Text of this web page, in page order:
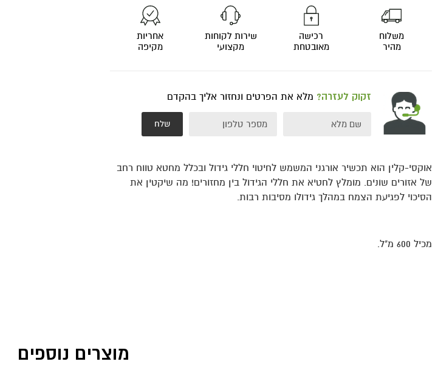
משלוח
מהיר
רכישה
מאובטחת
שירות לקוחות
מקצועי
אחריות
מקיפה
זקוק לעזרה? מלא את הפרטים ונחזור אליך בהקדם
שלח
אוקסי-קלין הוא תכשיר אורגני המשמש לחיטוי חללי גידול ובכלל מחטא טווח רחב
של אזורים שונים. מומלץ לחטיא את חללי הגידול בין מחזורים! מה שיקטין את
הסיכוי לפגיעת הצמח במהלך גידולו מסיבות רבות.
מכיל 600 מ"ל.
מוצרים נוספים